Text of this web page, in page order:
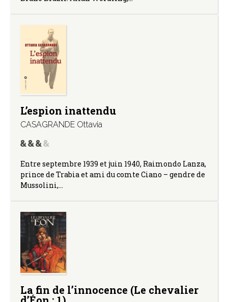
L’espion inattendu
CASAGRANDE Ottavia
Entre septembre 1939 et juin 1940, Raimondo Lanza,
prince de Trabia et ami du comte Ciano – gendre de
Mussolini,…
La fin de l’innocence (Le chevalier